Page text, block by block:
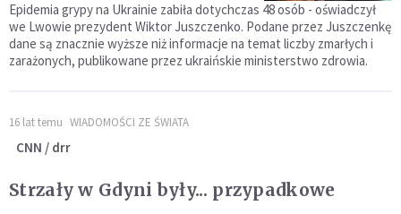
Epidemia grypy na Ukrainie zabiła dotychczas 48 osób - oświadczył
we Lwowie prezydent Wiktor Juszczenko. Podane przez Juszczenkę
dane są znacznie wyższe niż informacje na temat liczby zmarłych i
zarażonych, publikowane przez ukraińskie ministerstwo zdrowia.
16 lat temu WIADOMOŚCI ZE ŚWIATA
CNN / drr
Strzały w Gdyni były... przypadkowe